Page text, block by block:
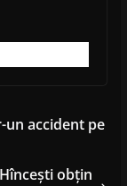
accident pe
obțin